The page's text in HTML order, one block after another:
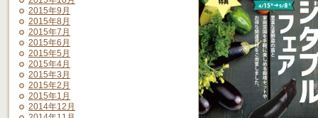
2015年9月
2015年8月
2015年7月
2015年6月
2015年5月
2015年4月
2015年3月
2015年2月
2015年1月
2014年12月